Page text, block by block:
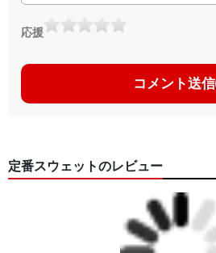
応援
コメント送信
定番スウェットのレビュー